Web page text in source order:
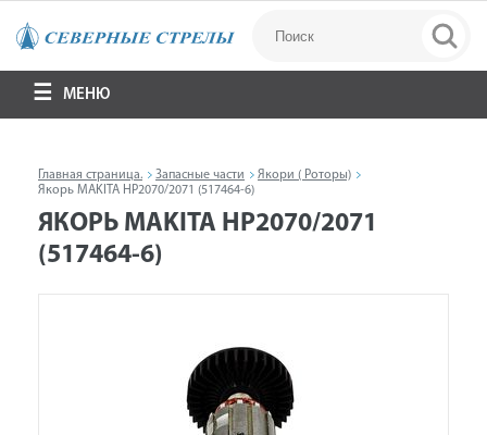
МЕНЮ
Главная страница. Запасные части
Якори ( Роторы)
Якорь MAKITA HP2070/2071 (517464-6)
ЯКОРЬ MAKITA HP2070/2071
(517464-6)